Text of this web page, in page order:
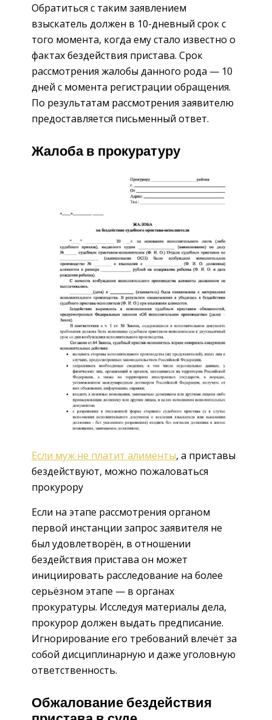
Обратиться с таким заявлением
взыскатель должен в 10-дневный срок с
того момента, когда ему стало известно о
фактах бездействия пристава. Срок
рассмотрения жалобы данного рода — 10
дней с момента регистрации обращения.
По результатам рассмотрения заявителю
предоставляется письменный ответ.
Жалоба в прокуратуру
Если муж не платит алименты, а приставы
бездействуют, можно пожаловаться
прокурору
Если на этапе рассмотрения органом
первой инстанции запрос заявителя не
был удовлетворён, в отношении
бездействия пристава он может
инициировать расследование на более
серьёзном этапе — в органах
прокуратуры. Исследуя материалы дела,
прокурор должен выдать предписание.
Игнорирование его требований влечёт за
собой дисциплинарную и даже уголовную
ответственность.
Обжалование бездействия